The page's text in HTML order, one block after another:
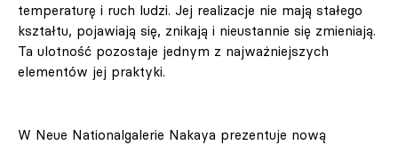
temperaturę i ruch ludzi. Jej realizacje nie mają stałego
kształtu, pojawiają się, znikają i nieustannie się zmieniają.
Ta ulotność pozostaje jednym z najważniejszych
elementów jej praktyki.
W Neue Nationalgalerie Nakaya prezentuje nową